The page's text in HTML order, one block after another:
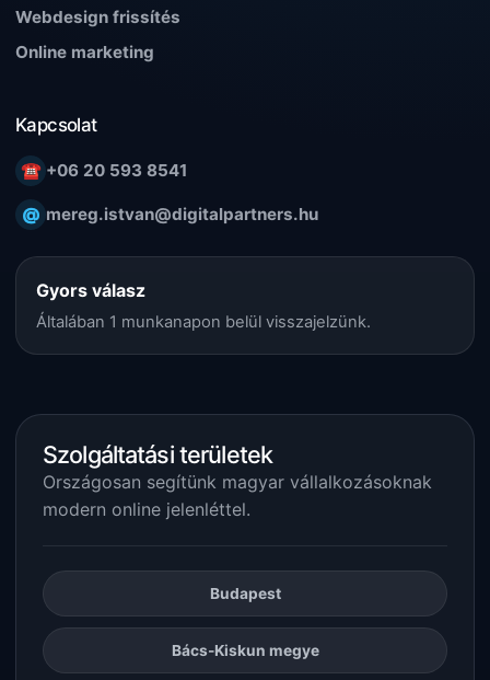
Webdesign frissítés
Online marketing
Kapcsolat
☎ +06 20 593 8541
@ mereg.istvan@digitalpartners.hu
Gyors válasz
Általában 1 munkanapon belül visszajelzünk.
Szolgáltatási területek
Országosan segítünk magyar vállalkozásoknak
modern online jelenléttel.
Budapest
Bács-Kiskun megye